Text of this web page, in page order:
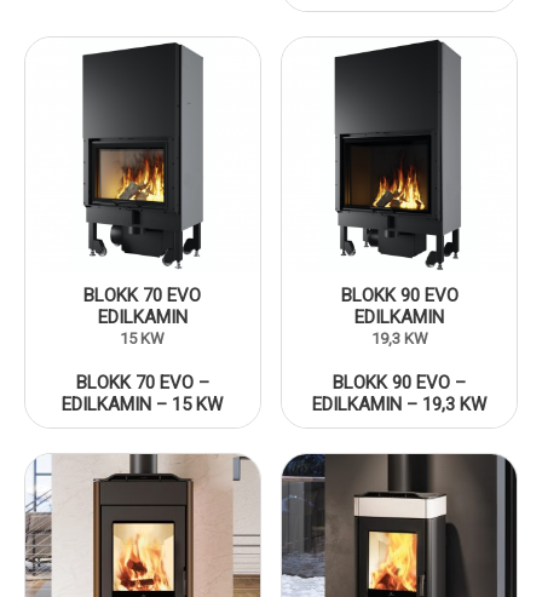
BLOKK 70 EVO
EDILKAMIN
15 KW
BLOKK 70 EVO –
EDILKAMIN – 15 KW
BLOKK 90 EVO
EDILKAMIN
19,3 KW
BLOKK 90 EVO –
EDILKAMIN – 19,3 KW